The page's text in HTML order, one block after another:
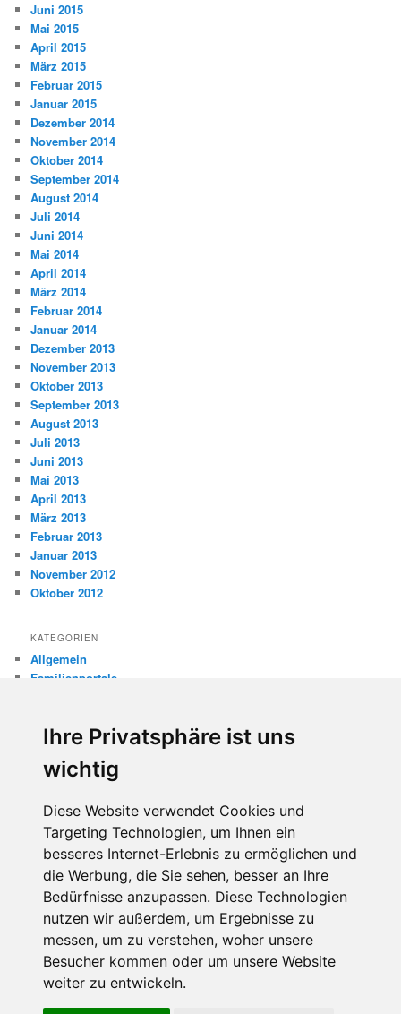
Ihre Privatsphäre ist uns
wichtig
Diese Website verwendet Cookies und
Targeting Technologien, um Ihnen ein
besseres Internet-Erlebnis zu ermöglichen und
die Werbung, die Sie sehen, besser an Ihre
Bedürfnisse anzupassen. Diese Technologien
nutzen wir außerdem, um Ergebnisse zu
messen, um zu verstehen, woher unsere
Besucher kommen oder um unsere Website
weiter zu entwickeln.
Juni 2015
Mai 2015
April 2015
März 2015
Februar 2015
Januar 2015
Dezember 2014
November 2014
Oktober 2014
September 2014
August 2014
Juli 2014
Juni 2014
Mai 2014
April 2014
März 2014
Februar 2014
Januar 2014
Dezember 2013
November 2013
Oktober 2013
September 2013
August 2013
Juli 2013
Juni 2013
Mai 2013
April 2013
März 2013
Februar 2013
Januar 2013
November 2012
Oktober 2012
KATEGORIEN
Allgemein
Familienportale
Internetsicherheit
Missbrauch
META
Anmelden
Eintrags-Feed
Kommentar-Feed
WordPress.org